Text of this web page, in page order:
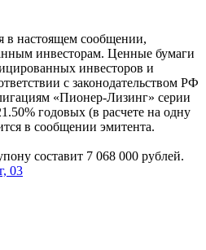
в настоящем сообщении,
инвесторам. Ценные бумаги
инвесторов и
с законодательством РФ
«Пионер-Лизинг» серии
годовых (в расчете на одну
в сообщении эмитента.
составит 7 068 000 рублей.
03